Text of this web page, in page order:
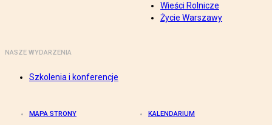
Wieści Rolnicze
Życie Warszawy
NASZE WYDARZENIA
Szkolenia i konferencje
MAPA STRONY KALENDARIUM